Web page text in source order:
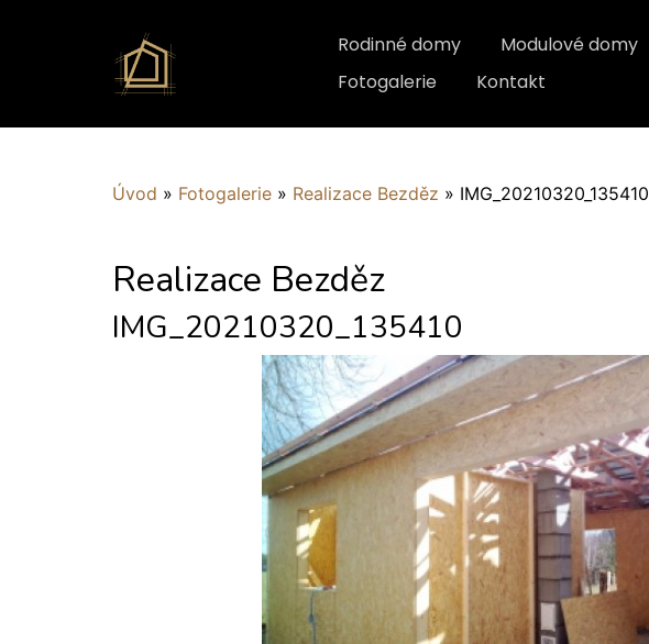
Rodinné domy Modulové domy
Fotogalerie
Kontakt
Úvod » Fotogalerie » Realizace Bezděz » IMG_20210320_135410
Realizace Bezděz
IMG_20210320_135410